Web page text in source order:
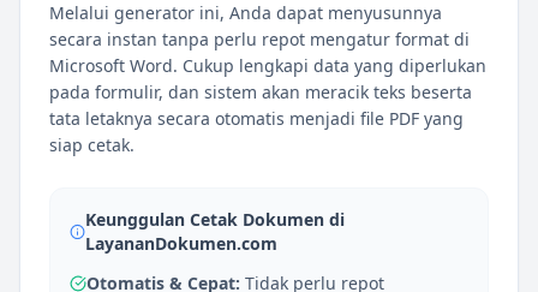
Melalui generator ini, Anda dapat menyusunnya
secara instan tanpa perlu repot mengatur format di
Microsoft Word. Cukup lengkapi data yang diperlukan
pada formulir, dan sistem akan meracik teks beserta
tata letaknya secara otomatis menjadi file PDF yang
siap cetak.
Keunggulan Cetak Dokumen di
LayananDokumen.com
Otomatis & Cepat: Tidak perlu repot